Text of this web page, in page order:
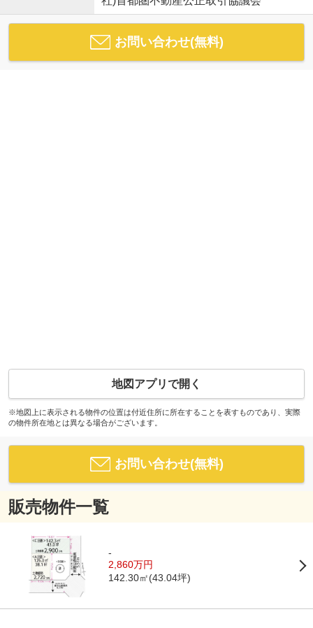
お問い合わせ(無料)
地図アプリで開く
※地図上に表示される物件の位置は付近住所に所在することを表すものであり、実際
の物件所在地とは異なる場合がございます。
お問い合わせ(無料)
販売物件一覧
-
2,860万円
142.30㎡(43.04坪)